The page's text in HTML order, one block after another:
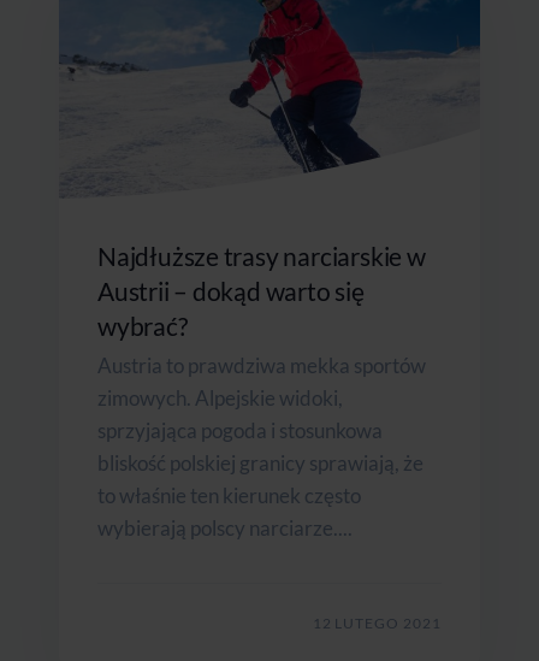
Najdłuższe trasy narciarskie w
Austrii – dokąd warto się
wybrać?
Austria to prawdziwa mekka sportów
zimowych. Alpejskie widoki,
sprzyjająca pogoda i stosunkowa
bliskość polskiej granicy sprawiają, że
to właśnie ten kierunek często
wybierają polscy narciarze....
12 LUTEGO 2021